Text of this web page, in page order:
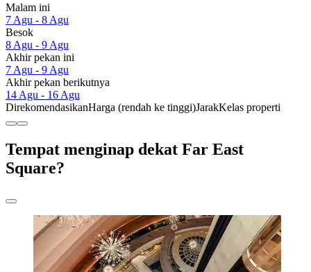
Malam ini
7 Agu - 8 Agu
Besok
8 Agu - 9 Agu
Akhir pekan ini
7 Agu - 9 Agu
Akhir pekan berikutnya
14 Agu - 16 Agu
DirekomendasikanHarga (rendah ke tinggi)JarakKelas properti
Tempat menginap dekat Far East
Square?